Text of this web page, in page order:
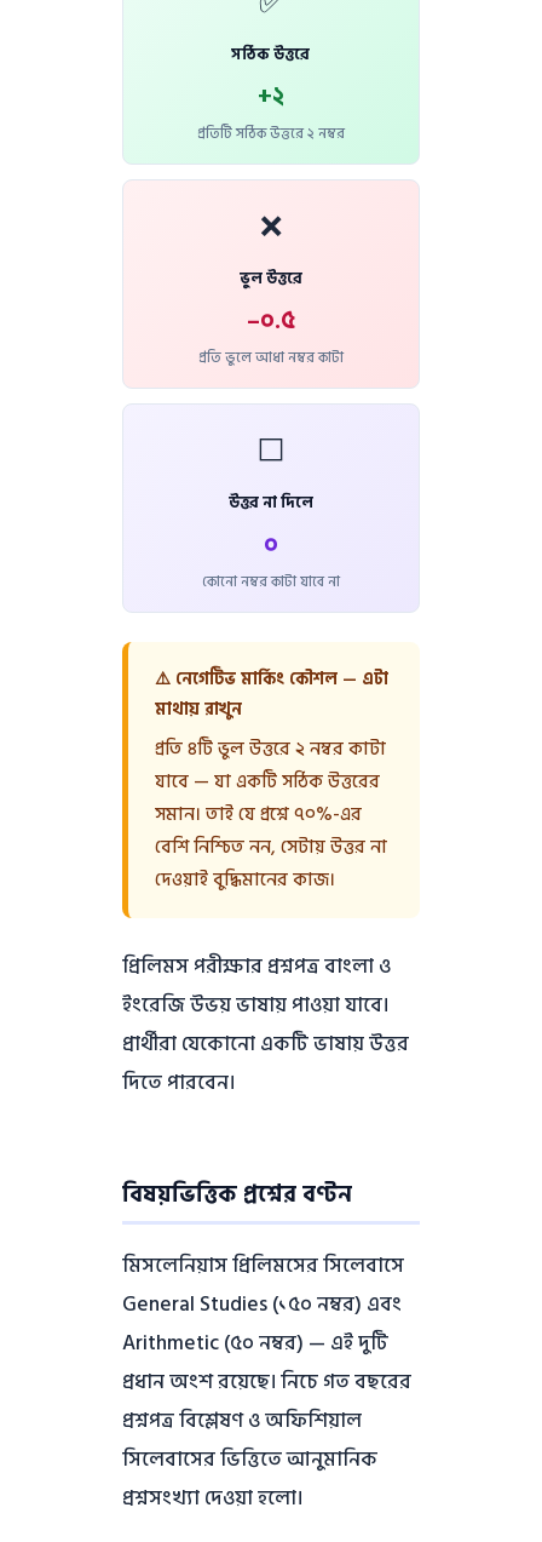
সঠিক উত্তরে
+২
প্রতিটি সঠিক উত্তরে ২ নম্বর
❌
ভুল উত্তরে
–০.৫
প্রতি ভুলে আধা নম্বর কাটা
⬜
উত্তর না দিলে
০
কোনো নম্বর কাটা যাবে না
⚠️ নেগেটিভ মার্কিং কৌশল — এটা
মাথায় রাখুন
প্রতি ৪টি ভুল উত্তরে ২ নম্বর কাটা
যাবে — যা একটি সঠিক উত্তরের
সমান। তাই যে প্রশ্নে ৭০%-এর
বেশি নিশ্চিত নন, সেটায় উত্তর না
দেওয়াই বুদ্ধিমানের কাজ।
প্রিলিমস পরীক্ষার প্রশ্নপত্র বাংলা ও
ইংরেজি উভয় ভাষায় পাওয়া যাবে।
প্রার্থীরা যেকোনো একটি ভাষায় উত্তর
দিতে পারবেন।
বিষয়ভিত্তিক প্রশ্নের বণ্টন
মিসলেনিয়াস প্রিলিমসের সিলেবাসে
General Studies (১৫০ নম্বর) এবং
Arithmetic (৫০ নম্বর) — এই দুটি
প্রধান অংশ রয়েছে। নিচে গত বছরের
প্রশ্নপত্র বিশ্লেষণ ও অফিশিয়াল
সিলেবাসের ভিত্তিতে আনুমানিক
প্রশ্নসংখ্যা দেওয়া হলো।